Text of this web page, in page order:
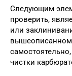
Следующим
проверить,
или
чистки